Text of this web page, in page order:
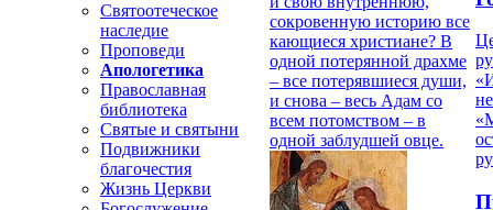
Святоотеческое
наследие
Проповеди
Апологетика
Православная
библиотека
Святые и святыни
Подвижники
благочестия
Жизнь Церкви
сокровенную историю все
кающиеся христиане? В
одной потерянной драхме
– все потерявшиеся души,
и снова – весь Адам со
всем потомством – в
одной заблудшей овце.